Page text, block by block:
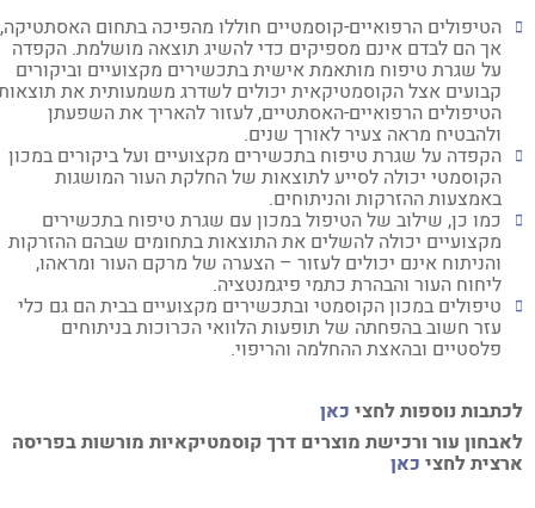
הטיפולים הרפואיים-קוסמטיים חוללו מהפיכה בתחום האסתטיקה,
אך הם לבדם אינם מספיקים כדי להשיג תוצאה מושלמת. הקפדה
על שגרת טיפוח מותאמת אישית בתכשירים מקצועיים וביקורים
קבועים אצל הקוסמטיקאית יכולים לשדרג משמעותית את תוצאות
הטיפולים הרפואיים-האסתטיים, לעזור להאריך את השפעתן
ולהבטיח מראה צעיר לאורך שנים.
הקפדה על שגרת טיפוח בתכשירים מקצועיים ועל ביקורים במכון
הקוסמטי יכולה לסייע לתוצאות של החלקת העור המושגות
באמצעות ההזרקות והניתוחים.
כמו כן, שילוב של הטיפול במכון עם שגרת טיפוח בתכשירים
מקצועיים יכולה להשלים את התוצאות בתחומים שבהם ההזרקות
והניתוח אינם יכולים לעזור – הצערה של מרקם העור ומראהו,
ליחוח העור והבהרת כתמי פיגמנטציה.
טיפולים במכון הקוסמטי ובתכשירים מקצועיים בבית הם גם כלי
עזר חשוב בהפחתה של תופעות הלוואי הכרוכות בניתוחים
פלסטיים ובהאצת ההחלמה והריפוי.
נוספות לחציכאן
עור ורכישת מוצרים דרך קוסמטיקאיות מורשות בפריסה
לחציכאן